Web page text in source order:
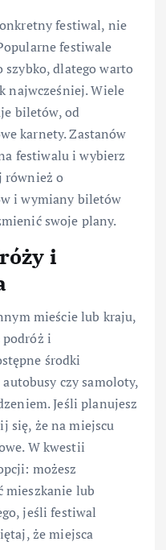
festiwal, nie
festiwale
szybko, dlatego warto
najwcześniej. Wiele
biletów, od
karnety. Zastanów
festiwalu i wybierz
również o
i wymiany biletów
swoje plany.
i
mieście lub kraju,
i
środki
czy samoloty,
Jeśli planujesz
się, że na miejscu
W kwestii
możesz
mieszkanie lub
jeśli festiwal
że miejsca